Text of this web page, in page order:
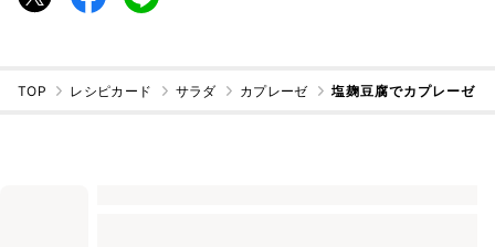
TOP レシピカード サラダ カプレーゼ 塩麹豆腐でカプレーゼ